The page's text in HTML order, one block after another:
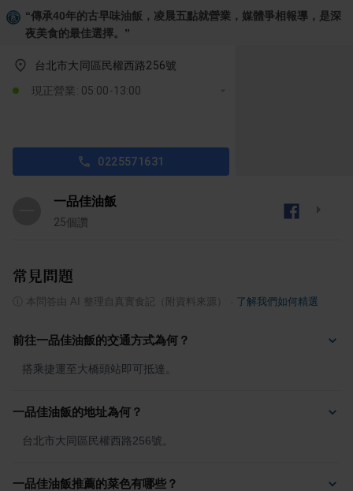
“傳承40年的古早味油飯，凌晨五點就營業，媒體爭相報導，是深
夜美食的最佳選擇。 ”
台北市大同區民權西路256號
現正營業: 05:00-13:00
0225571631
一品佳油飯
25個讚
常見問題
本問答由 AI 整理自真實食記（附資料來源） 了解我們如何精選
前往一品佳油飯的交通方式為何？
搭乘捷運至大橋頭站即可抵達。
一品佳油飯的地址為何？
台北市大同區民權西路256號。
一品佳油飯推薦的菜色有哪些？